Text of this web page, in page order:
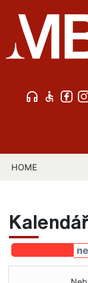
HOME